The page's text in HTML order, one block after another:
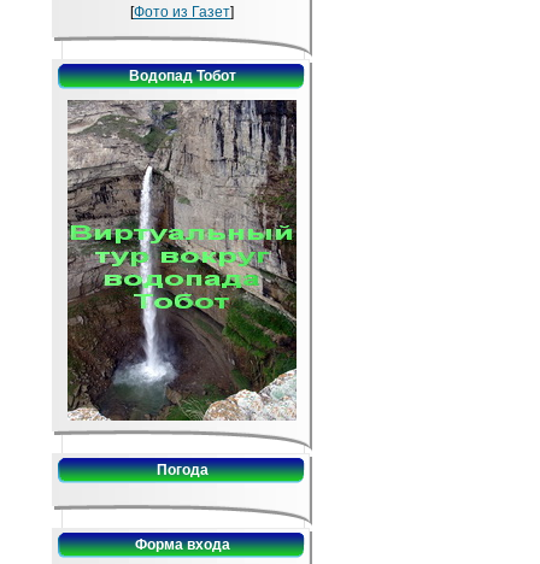
[Фото из Газет]
Водопад Тобот
Погода
Форма входа